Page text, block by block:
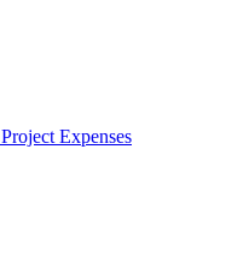
Project Expenses